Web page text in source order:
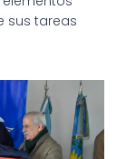
sus tareas